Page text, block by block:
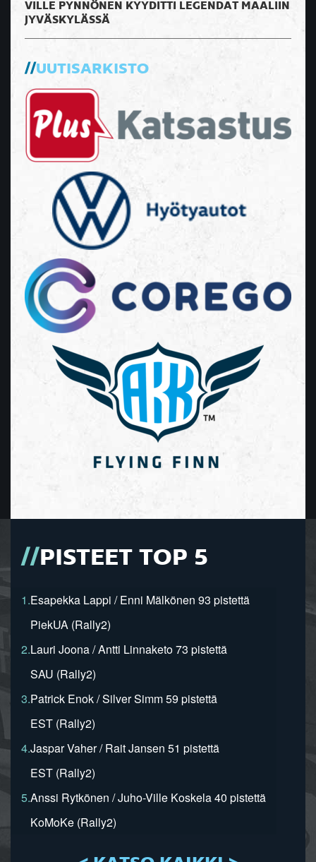
VILLE PYNNÖNEN KYYDITTI LEGENDAT MAALIIN
JYVÄSKYLÄSSÄ
UUTISARKISTO
PISTEET TOP 5
1.Esapekka Lappi / Enni Mälkönen 93 pistettä
PiekUA (Rally2)
2.Lauri Joona / Antti Linnaketo 73 pistettä
SAU (Rally2)
3.Patrick Enok / Silver Simm 59 pistettä
EST (Rally2)
4.Jaspar Vaher / Rait Jansen 51 pistettä
EST (Rally2)
5.Anssi Rytkönen / Juho-Ville Koskela 40 pistettä
KoMoKe (Rally2)